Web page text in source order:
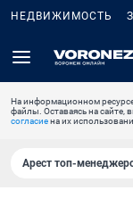
НЕДВИЖИМОСТЬ
На информационном
файлы. Оставаясь на сайте,
согласиена их
Арест топ-